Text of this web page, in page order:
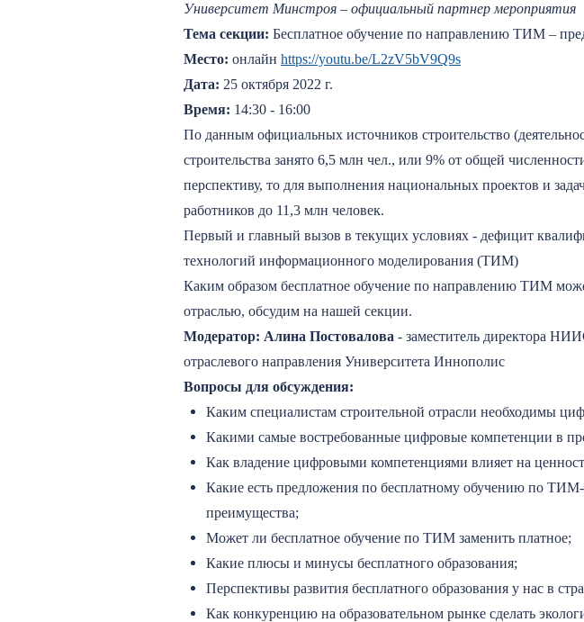
Университет Минстроя – официальный партнер мероприятия
Тема секции: Бесплатное обучение по направлению ТИМ –
Место: онлайн https://youtu.be/L2zV5bV9Q9s
Дата: 25 октября 2022 г.
Время: 14:30 - 16:00
По данным официальных источников строительство
строительства занято 6,5 млн чел., или 9% от общей
перспективу, то для выполнения национальных проектов и
работников до 11,3 млн человек.
Первый и главный вызов в текущих условиях - дефицит
технологий информационного моделирования (ТИМ)
Каким образом бесплатное обучение по направлению ТИМ
отраслью, обсудим на нашей секции.
Модератор: Алина Постовалова - заместитель директора
отраслевого направления Университета Иннополис
Вопросы для обсуждения:
Каким специалистам строительной отрасли необходимы
Какими самые востребованные цифровые компетенции в
Как владение цифровыми компетенциями влияет на
Какие есть предложения по бесплатному обучению по
преимущества;
Может ли бесплатное обучение по ТИМ заменить платное;
Какие плюсы и минусы бесплатного образования;
Перспективы развития бесплатного образования у нас в
Как конкуренцию на образовательном рынке сделать